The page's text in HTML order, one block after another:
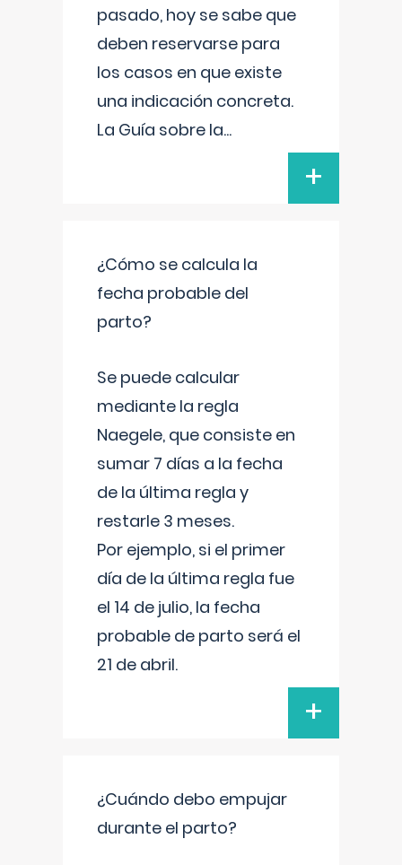
pasado, hoy se sabe que
deben reservarse para
los casos en que existe
una indicación concreta.
La Guía sobre la...
+
¿Cómo se calcula la
fecha probable del
parto?
Se puede calcular
mediante la regla
Naegele, que consiste en
sumar 7 días a la fecha
de la última regla y
restarle 3 meses.
Por ejemplo, si el primer
día de la última regla fue
el 14 de julio, la fecha
probable de parto será el
21 de abril.
+
¿Cuándo debo empujar
durante el parto?